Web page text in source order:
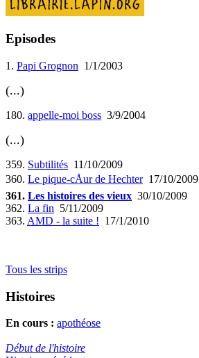
Episodes
1. Papi Grognon 1/1/2003
(...)
180. appelle-moi boss 3/9/2004
(...)
359. Subtilités 11/10/2009
360. Le pique-cÅur de Hechter17/10/2009
361. Les histoires des vieux 30/10/2009
362. La fin 5/11/2009
363. AMD - la suite ! 17/1/2010
Tous les strips
Histoires
En cours : apothéose
Début de l'histoire